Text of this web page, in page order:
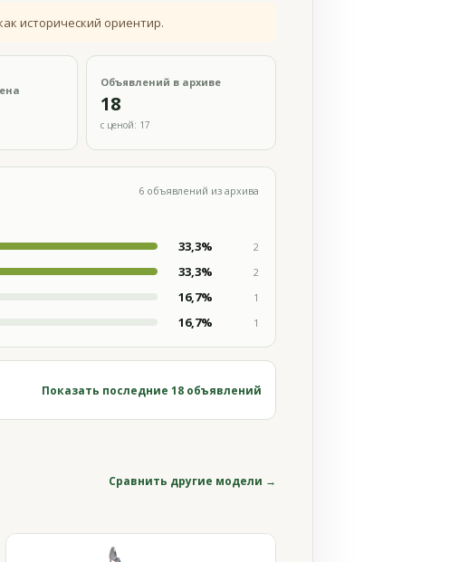
исторический ориентир.
Объявлений в архиве
18
с ценой: 17
6 объявлений из архива
33,3%
2
33,3%
2
16,7%
1
16,7% 1
Показать последние 18 объявлений
Сравнить другие модели →